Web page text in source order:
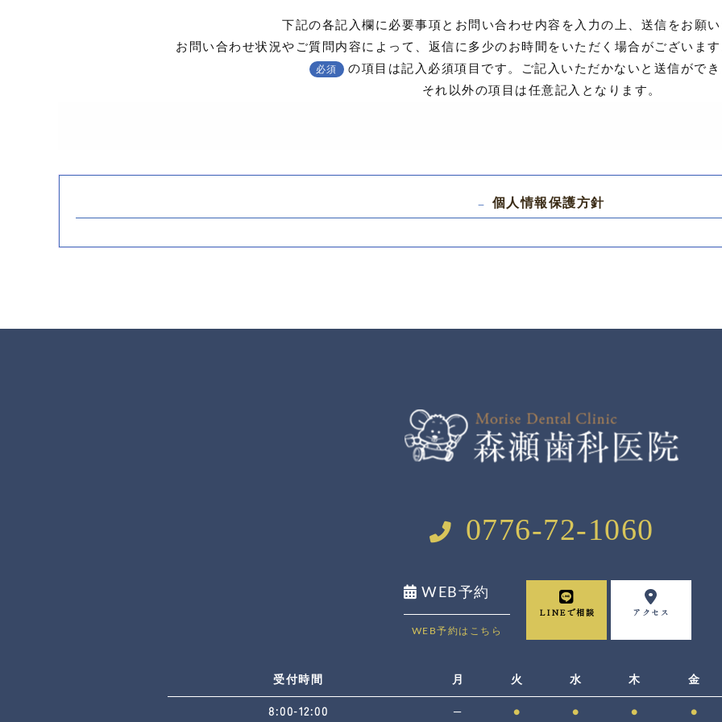
下記の各記入欄に必要事項とお問い合わせ内容を入力の上、送信をお願い
お問い合わせ状況やご質問内容によって、返信に多少のお時間をいただく場合がございま
必須
の項目は記入必須項目です。ご記入いただかないと送信ができ
それ以外の項目は任意記入となります。
個人情報保護方針
0776-72-1060
WEB予約
WEB予約はこちら
LINEで相談 アクセス
受付時間 月 火 水 木 金
8:00-12:00 ― ● ● ● ●